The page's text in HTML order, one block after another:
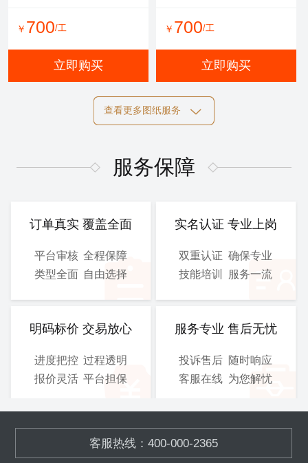
￥ 700/工
立即购买
￥ 700/工
立即购买
图、 电气施工图等
可选服务：设计院盖章
800/工
电气施工图
图、 电气施工图等
可选服务：设计院盖章
900/工
总施工图
图、 电气施工图等
3D图
备,OEM加工
提交文件：SOLIDWORKS
查看更多图纸服务
服务保障
订单真实 覆盖全面
平台审核 全程保障
类型全面 自由选择
实名认证 专业上岗
双重认证 确保专业
技能培训
服务一流
明码标价 交易放心
进度把控 过程透明
报价灵活 平台担保
服务专业 售后无忧
投诉售后 随时响应
客服在线 为您解忧
客服热线：400-000-2365